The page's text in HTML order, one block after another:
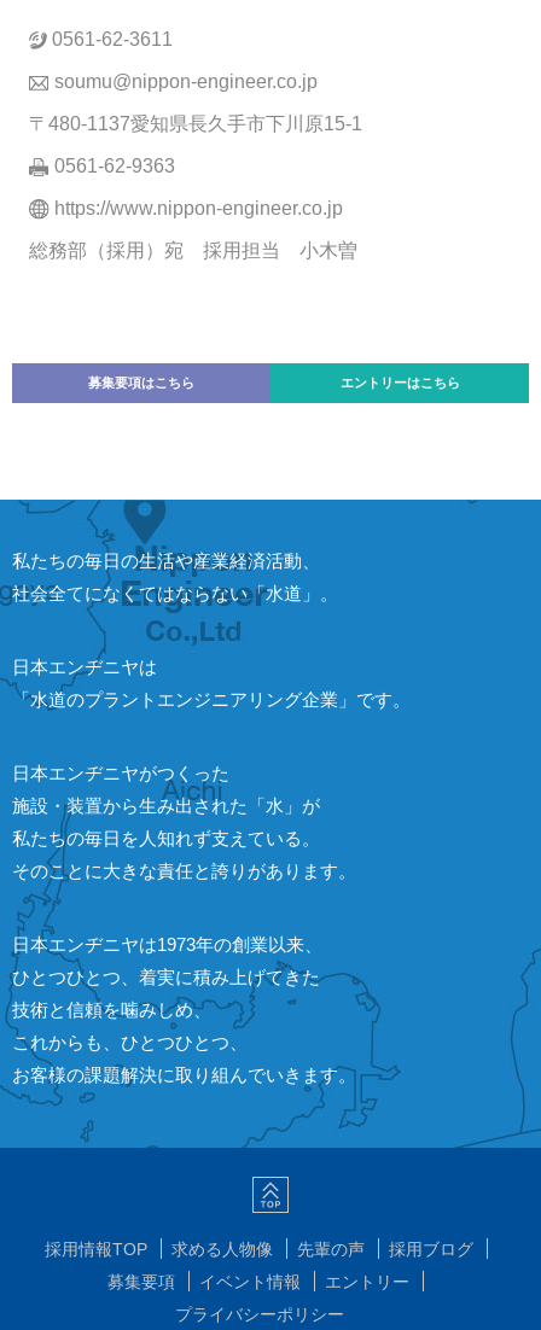
0561-62-3611
soumu@nippon-engineer.co.jp
〒480-1137愛知県長久手市下川原15-1
0561-62-9363
https://www.nippon-engineer.co.jp
総務部（採用）宛 採用担当 小木曽
募集要項はこちら エントリーはこちら
私たちの毎日の生活や産業経済活動、
社会全てになくてはならない「水道」。
日本エンヂニヤは
「水道のプラントエンジニアリング企業」です。
日本エンヂニヤがつくった
施設・装置から生み出された「水」が
私たちの毎日を人知れず支えている。
そのことに大きな責任と誇りがあります。
日本エンヂニヤは1973年の創業以来、
ひとつひとつ、着実に積み上げてきた
技術と信頼を噛みしめ、
これからも、ひとつひとつ、
お客様の課題解決に取り組んでいきます。
採用情報TOP 求める人物像 先輩の声
採用ブログ
募集要項
イベント情報
エントリー
プライバシーポリシー